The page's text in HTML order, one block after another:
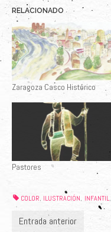
RELACIONADO
Zaragoza Casco Histórico
Pastores
COLOR, ILUSTRACIÓN, INFANTIL,
Entrada anterior